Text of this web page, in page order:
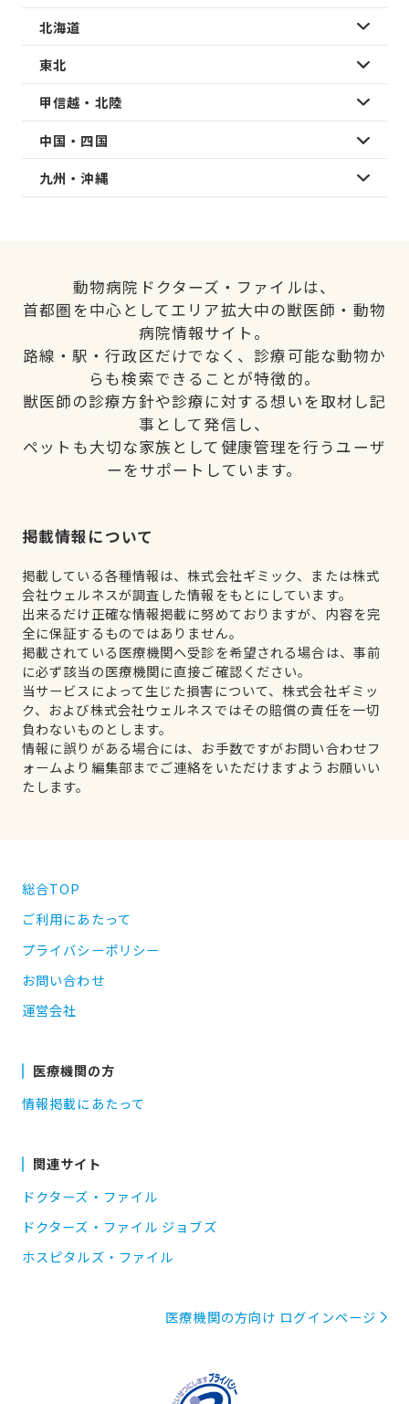
北海道
東北
甲信越・北陸
中国・四国
九州・沖縄
動物病院ドクターズ・ファイルは、
首都圏を中心としてエリア拡大中の獣医師・動物
病院情報サイト。
路線・駅・行政区だけでなく、診療可能な動物か
らも検索できることが特徴的。
獣医師の診療方針や診療に対する想いを取材し記
事として発信し、
ペットも大切な家族として健康管理を行うユーザ
ーをサポートしています。
掲載情報について
掲載している各種情報は、株式会社ギミック、または株式
会社ウェルネスが調査した情報をもとにしています。
出来るだけ正確な情報掲載に努めておりますが、内容を完
全に保証するものではありません。
掲載されている医療機関へ受診を希望される場合は、事前
に必ず該当の医療機関に直接ご確認ください。
当サービスによって生じた損害について、株式会社ギミッ
ク、および株式会社ウェルネスではその賠償の責任を一切
負わないものとします。
情報に誤りがある場合には、お手数ですがお問い合わせフ
ォームより編集部までご連絡をいただけますようお願いい
たします。
総合TOP
ご利用にあたって
プライバシーポリシー
お問い合わせ
運営会社
医療機関の方
情報掲載にあたって
関連サイト
ドクターズ・ファイル
ドクターズ・ファイル ジョブズ
ホスピタルズ・ファイル
医療機関の方向け ログインページ